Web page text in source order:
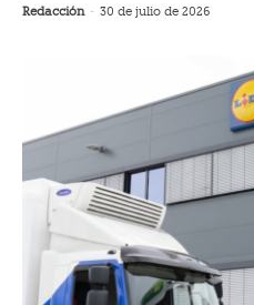
Redacción - 30 de julio de 2026